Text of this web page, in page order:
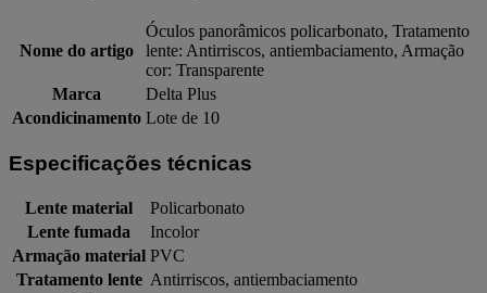
Nome do artigo
Óculos panorâmicos policarbonato, Tratamento
lente: Antirriscos, antiembaciamento, Armação
cor: Transparente
Marca
Delta Plus
Acondicinamento Lote de 10
Especificações técnicas
Lente material
Policarbonato
Lente fumada
Incolor
Armação material PVC
Tratamento lente Antirriscos, antiembaciamento